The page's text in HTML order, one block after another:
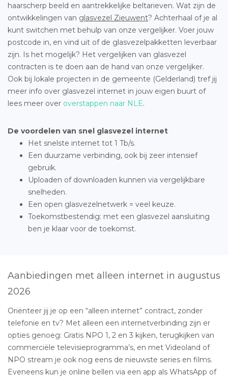
haarscherp beeld en aantrekkelijke beltarieven. Wat zijn de
ontwikkelingen van glasvezel Zieuwent? Achterhaal of je al
kunt switchen met behulp van onze vergelijker. Voer jouw
postcode in, en vind uit of de glasvezelpakketten leverbaar
zijn. Is het mogelijk? Het vergelijken van glasvezel
contracten is te doen aan de hand van onze vergelijker.
Ook bij lokale projecten in de gemeente (Gelderland) tref jij
meer info over glasvezel internet in jouw eigen buurt of
lees meer over overstappen naar NLE.
De voordelen van snel glasvezel internet
Het snelste internet tot 1 Tb/s.
Een duurzame verbinding, ook bij zeer intensief
gebruik.
Uploaden of downloaden kunnen via vergelijkbare
snelheden.
Een open glasvezelnetwerk = veel keuze.
Toekomstbestendig: met een glasvezel aansluiting
ben je klaar voor de toekomst.
Aanbiedingen met alleen internet in augustus
2026
Oriënteer jij je op een “alleen internet” contract, zonder
telefonie en tv? Met alleen een internetverbinding zijn er
opties genoeg: Gratis NPO 1, 2 en 3 kijken, terugkijken van
commerciële televisieprogramma’s, en met Videoland of
NPO stream je ook nog eens de nieuwste series en films.
Eveneens kun je online bellen via een app als WhatsApp of